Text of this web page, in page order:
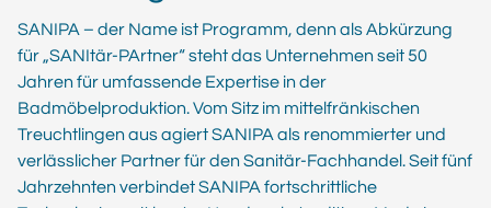
SANIPA – der Name ist Programm, denn als Abkürzung
für „SANItär-PArtner“ steht das Unternehmen seit 50
Jahren für umfassende Expertise in der
Badmöbelproduktion. Vom Sitz im mittelfränkischen
Treuchtlingen aus agiert SANIPA als renommierter und
verlässlicher Partner für den Sanitär-Fachhandel. Seit fünf
Jahrzehnten verbindet SANIPA fortschrittliche